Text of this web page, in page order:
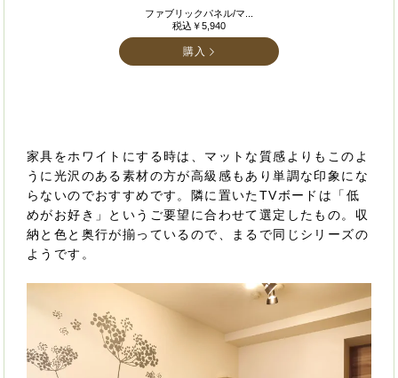
ファブリックパネル/マ...
税込￥5,940
購入
家具をホワイトにする時は、マットな質感よりもこのよ
うに光沢のある素材の方が高級感もあり単調な印象にな
らないのでおすすめです。隣に置いたTVボードは「低
めがお好き」というご要望に合わせて選定したもの。収
納と色と奥行が揃っているので、まるで同じシリーズの
ようです。